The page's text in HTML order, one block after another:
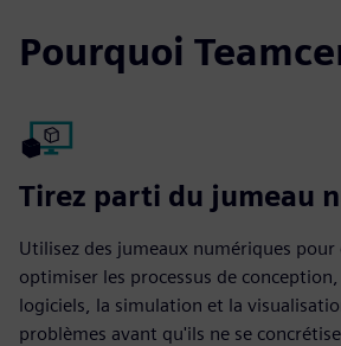
Pourquoi
Tirez parti du jumeau
Utilisez des jumeaux numériques pour
optimiser les processus de
logiciels, la simulation et la
problèmes avant qu'ils ne se